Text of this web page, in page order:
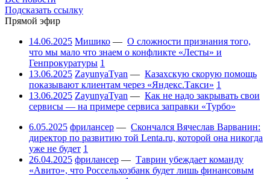
Подсказать ссылку
Прямой эфир
14.06.2025 Мишико — О сложности признания того,
что мы мало что знаем о конфликте «Лесты» и
Генпрокуратуры 1
13.06.2025 ZayunyaTyan — Казахскую скорую помощь
показывают клиентам через «Яндекс.Такси» 1
13.06.2025 ZayunyaTyan — Как не надо закрывать свои
сервисы — на примере сервиса заправки «Турбо»
6.05.2025 фрилансер — Скончался Вячеслав Варванин:
директор по развитию той Lenta.ru, которой она никогда
уже не будет 1
26.04.2025 фрилансер — Таврин убеждает команду
«Авито», что Россельхозбанк будет лишь финансовым